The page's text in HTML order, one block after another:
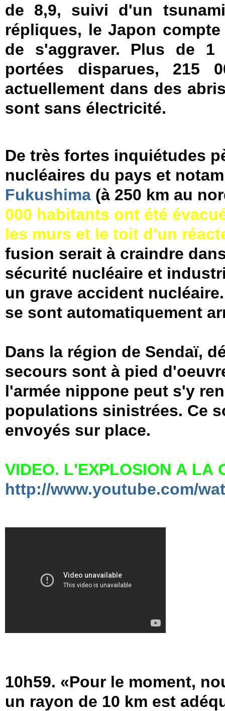
de 8,9, suivi d'un
répliques, le Japon
de s'aggraver. Plus de 1
portées disparues, 215
actuellement dans des
sont sans électricité.
De très fortes inquiétudes
nucléaires du pays et
Fukushima (à 250 km au
000 habitants ont été
les murs et le toit d'un
fusion serait à craindre
sécurité nucléaire et
un grave accident
se sont automatiquement
Dans la région de Sendaï,
secours sont à pied
l'armée nippone peut s'y
populations sinistrées. Ce
envoyés sur place.
VIDEO. L'EXPLOSION A LA
http://www.youtube.com/
10h59. «Pour le moment,
un rayon de 10 km est